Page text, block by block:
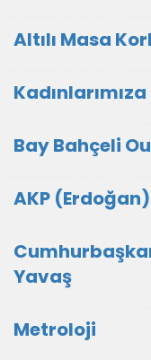
Altılı Masa
Bay Bahçeli
AKP
Yavaş
Metroloji